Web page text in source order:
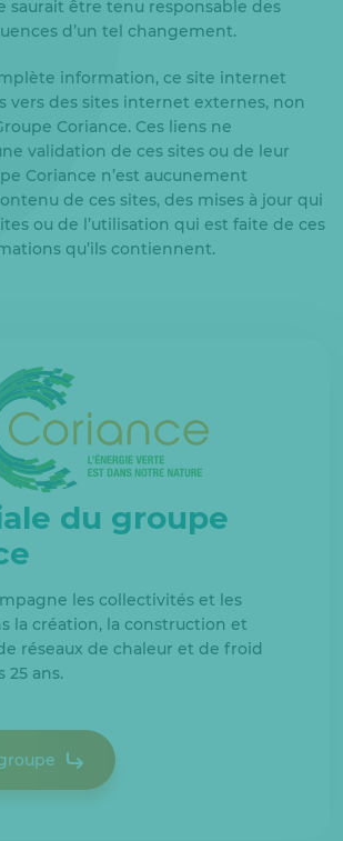
saurait être tenu responsable des
d’un tel changement.
information, ce site internet
vers des sites internet externes, non
Coriance. Ces liens ne
validation de ces sites ou de leur
Coriance n’est aucunement
de ces sites, des mises à jour qui
ou de l’utilisation qui est faite de ces
qu’ils contiennent.
du groupe
les collectivités et les
la création, la construction et
réseaux de chaleur et de froid
25 ans.